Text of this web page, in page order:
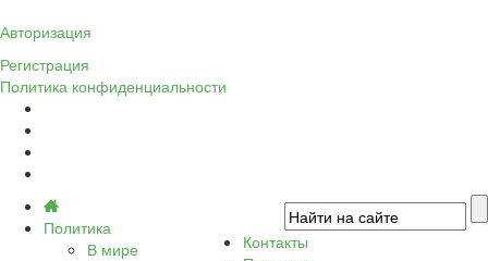
Авторизация
Регистрация
Политика конфиденциальности
Политика
В мире
Контакты